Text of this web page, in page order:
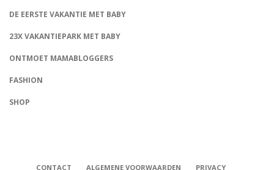
DE EERSTE VAKANTIE MET BABY
23X VAKANTIEPARK MET BABY
ONTMOET MAMABLOGGERS
FASHION
SHOP
CONTACT ALGEMENE VOORWAARDEN PRIVACY